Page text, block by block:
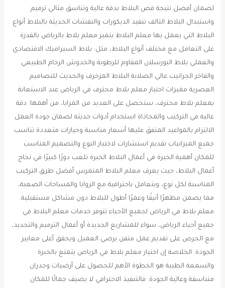
لضمان أفضل نتيجة قص البلاط بدقة عالية وتناسق مثالي ترميم
واستبدال البلاط التالف تنفيذ الديكورات والنقشات الحديثة بالبلاط أنواع
البلاط التي يعمل بها معلم البلاط يتميز معلم بلاط بالرياض بالقدرة
على التعامل مع مختلف أنواع البلاط، مثل: بلاط السيراميك الاقتصادي
والعملي بلاط البورسلان المقاوم للرطوبة والخدوش الرخام الطبيعي
والفاخر الجرانيت عالي الصلابة البلاط المزخرف والحديث للتصاميم
العصرية مميزات اختيار معلم بلاط محترف في الرياض عند الاستعانة
بمعلم بلاط محترف، ستحصل على العديد من المزايا، من أهمها: دقة
عالية في التركيب والمحاذاة استخدام أدوات حديثة لضمان جودة العمل
الالتزام بالمواعيد المتفق عليها أسعار مناسبة وخيارات متعددة تناسب
جميع الميزانيات تقديم استشارات لاختيار النوع والتصميم المناسب
للمكان أهمية الخبرة في أعمال البلاط الخبرة تلعب دورًا كبيرًا في نجاح
أعمال البلاط، حيث يعرف معلم البلاط المتمرس أفضل طرق التركيب
المناسبة لكل نوع، ويتعامل باحترافية مع الزوايا والمساحات الصعبة،
مما يضمن مظهرًا أنيقًا وعمرًا أطول للبلاط دون مشاكل مستقبلية.
معلم بلاط في الرياض لجميع الأحياء تتوفر خدمات معلم البلاط في
جميع أحياء الرياض، سواء للمشاريع الجديدة أو أعمال الترميم والتجديد،
مع الحرص على تقديم عمل متقن يرضي العميل ويحقق أعلى معايير
الجودة. الخلاصة إن اختيار معلم بلاط في الرياض يتمتع بالخبرة
والسمعة الطيبة هو الخطوة الأهم للحصول على أرضيات وجدران
متناسقة وعالية الجودة. فالتنفيذ الاحترافي لا يضيف جمالًا للمكان